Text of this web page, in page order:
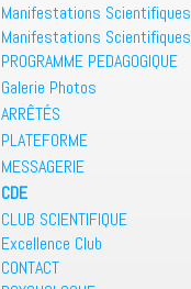
Manifestations Scientifiques
Manifestations Scientifiques
PROGRAMME PEDAGOGIQUE
Galerie Photos
ARRÊTÉS
PLATEFORME
MESSAGERIE
CDE
CLUB SCIENTIFIQUE
Excellence Club
CONTACT